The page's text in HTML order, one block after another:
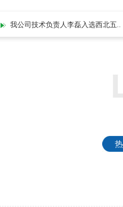
我公司技术负责人李磊入选西北五..